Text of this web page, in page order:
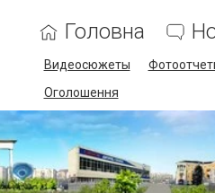
Головна
Видеосюжеты
Оголошення